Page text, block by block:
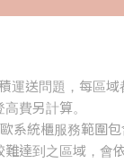
運送問題，每區
費另計算。
系統櫃服務範圍包
達到之區域，會